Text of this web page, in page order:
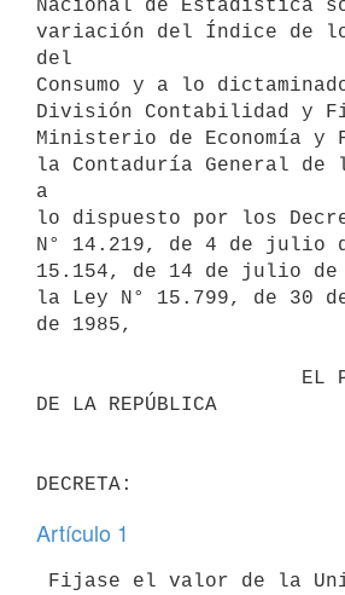
Nacional de Estadística
variación del Índice de
del
Consumo y a lo
División Contabilidad y
Ministerio de Economía y
la Contaduría General de
a
lo dispuesto por los
N° 14.219, de 4 de julio
15.154, de 14 de julio de
la Ley N° 15.799, de 30
de 1985,
DE LA REPÚBLICA
Artículo 1